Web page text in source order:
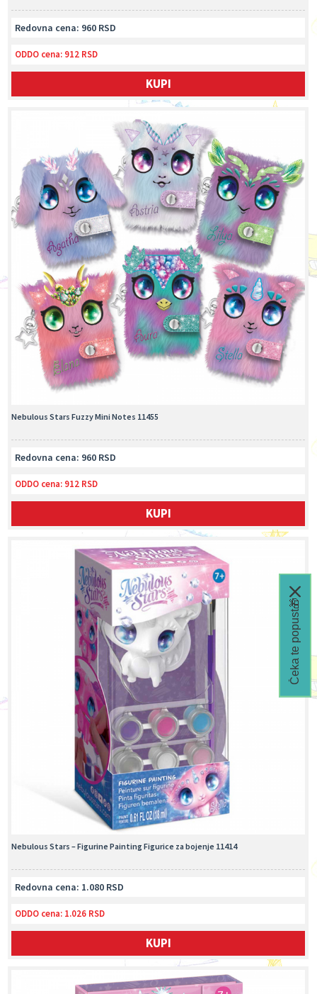
Redovna cena: 960 RSD
ODDO cena: 912 RSD
KUPI
Nebulous Stars Fuzzy Mini Notes 11455
Redovna cena: 960 RSD
ODDO cena: 912 RSD
KUPI
Nebulous Stars – Figurine Painting Figurice za bojenje 11414
Redovna cena: 1.080 RSD
ODDO cena: 1.026 RSD
KUPI
Čeka te popust🎁